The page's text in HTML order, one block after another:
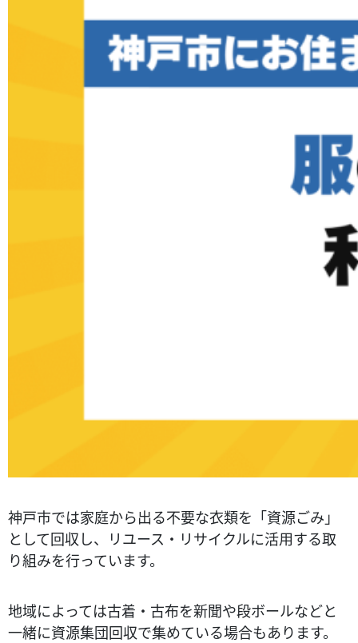
神戸市では家庭から出る不要な衣類を「資源ごみ」
として回収し、リユース・リサイクルに活用する取
り組みを行っています。
地域によっては古着・古布を新聞や段ボールなどと
一緒に資源集団回収で集めている場合もあります。